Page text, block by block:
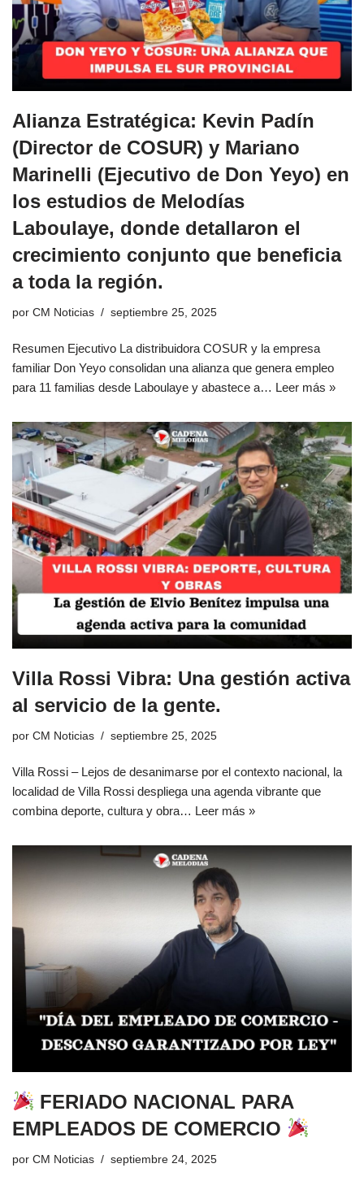
Alianza Estratégica: Kevin Padín
(Director de COSUR) y Mariano
Marinelli (Ejecutivo de Don Yeyo) en
los estudios de Melodías
Laboulaye, donde detallaron el
crecimiento conjunto que beneficia
a toda la región.
por CM Noticias septiembre 25, 2025
Resumen Ejecutivo La distribuidora COSUR y la empresa
familiar Don Yeyo consolidan una alianza que genera empleo
para 11 familias desde Laboulaye y abastece a… Leer más »
Villa Rossi Vibra: Una gestión activa
al servicio de la gente.
por CM Noticias septiembre 25, 2025
Villa Rossi – Lejos de desanimarse por el contexto nacional, la
localidad de Villa Rossi despliega una agenda vibrante que
combina deporte, cultura y obra… Leer más »
FERIADO NACIONAL PARA
EMPLEADOS DE COMERCIO
por CM Noticias septiembre 24, 2025